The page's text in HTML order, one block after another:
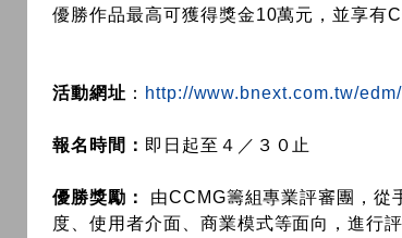
優勝作品最高可獲得獎金10萬元，並享有
活動網址 ： http://www.bnext.com.tw/
報名時間： 即日起至４／３０止
優勝獎勵：
由CCMG籌組專業評審團，從
度、使用者介面、商業模式等面向，進行評